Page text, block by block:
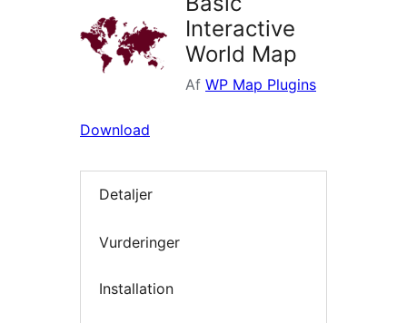
Interactive
World Map
Af WP Map Plugins
Download
Detaljer
Vurderinger
Installation